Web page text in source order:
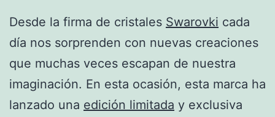
Desde la firma de cristales Swarovki cada
día nos sorprenden con nuevas creaciones
que muchas veces escapan de nuestra
imaginación. En esta ocasión, esta marca ha
lanzado una edición limitada y exclusiva